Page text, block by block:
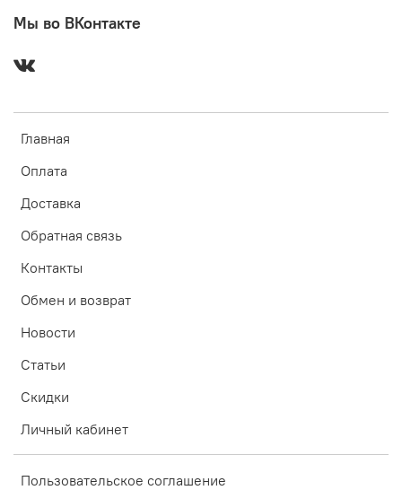
Главная
Оплата
Доставка
Обратная связь
Контакты
Обмен и возврат
Новости
Статьи
Скидки
Личный кабинет
Пользовательское соглашение
Мы во ВКонтакте